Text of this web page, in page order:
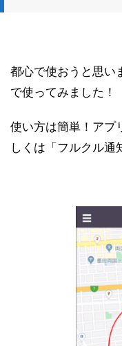
都心で使おうと思い
で使ってみました！
使い方は簡単！アプ
しくは「フルクル通